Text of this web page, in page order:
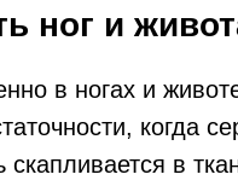
ног и
в ногах и
когда
скапливается в